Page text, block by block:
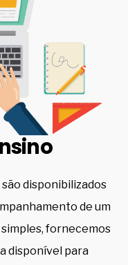
disponibilizados
de um
fornecemos
disponível para